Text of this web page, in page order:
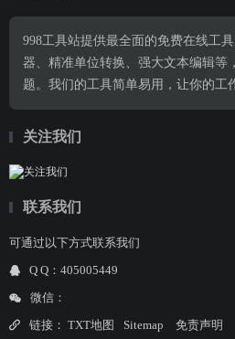
998工具站提供最全面的免费在线工
器、精准单位转换、强大文本编辑等
题。我们的工具简单易用，让你的工
关注我们
联系我们
可通过以下方式联系我们
Q Q：405005449
微信：
链接： TXT地图 Sitemap 免责声明